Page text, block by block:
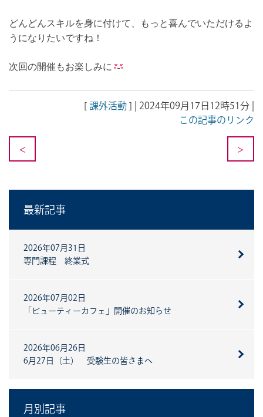
どんどんスキルを身に付けて、もっと喜んでいただけるよ
うになりたいですね！
次回の開催もお楽しみに
[ 課外活動 ] | 2024年09月17日12時51分 |
この記事のリンク
< >
最新記事
2026年07月31日
専門課程 終業式
2026年07月02日
「ビューティーカフェ」開催のお知らせ
2026年06月26日
6月27日（土） 受験生の皆さまへ
月別記事